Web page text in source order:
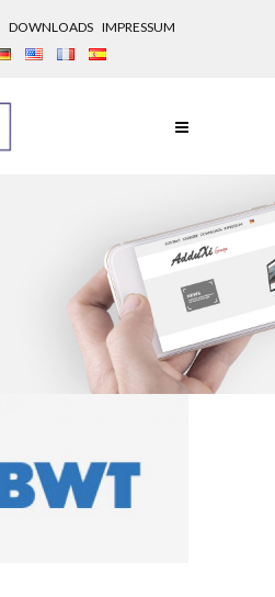
DOWNLOADS IMPRESSUM